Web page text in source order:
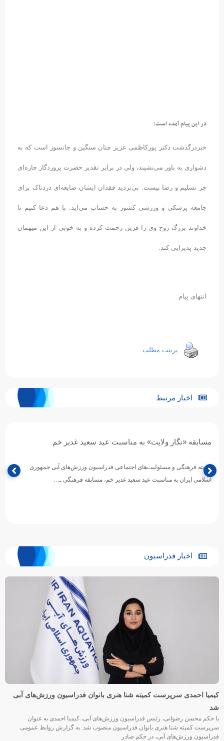
در این پیام آمده است:
خبردرگذشت دکتر پورکاظمی عزیز چنان سنگین و جانسوز است که به
دشواری به باور می‌نشیند، ولی در برابر تقدیر حضرت پروردگار چاره‌ای
جز تسلیم و رضا نیست. بی‌تردید فقدان ایشان ضایعه‌ای دردناک برای
جامعه پزشکی و ورزشی کشور به حساب می‌آید. با هم دعا کنیم تا
خداوند بزرگ روح وی را قرین رحمت کرده و به خوبی از این میهمان
جدید پذیرایی کند.
انتهای پیام
پرینت مطلب
اخبار مرتبط
مسابقه «نگار ولایت» به مناسبت عید سعید غدیر خم
کمیته فرهنگی و مسئولیت‌های اجتماعی فدراسیون ورزش‌های آبی جمهوری
اسلامی ایران به مناسبت عید سعید غدیر خم، مسابقه فرهنگی ـ…
اخبار فدراسیون
کیمیا احمدی سرپرست کمیته شنا هنری بانوان فدراسیون ورزش‌های آبی
شد
با حکم محسن رضوانی، رئیس فدراسیون ورزش‌های آبی، کیمیا احمدی به عنوان
سرپرست کمیته شنا هنری بانوان فدراسیون منصوب شد. به گزارش روابط عمومی
فدراسیون ورزش‌های آبی، در حکم صادر